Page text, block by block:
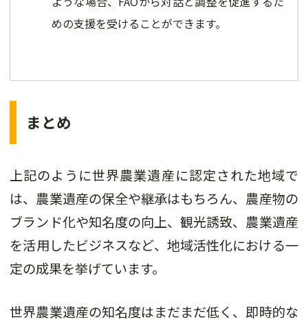
めの支援を受けることができます。
まとめ
上記のように世界農業遺産に認定された地域で
は、農業遺産の保全や継承はもちろん、農産物の
ブランド化や知名度の向上、観光誘致、農業遺産
を活用したビジネスなど、地域活性化における一
定の成果を挙げています。
世界農業遺産の知名度はまだまだ低く、即時的な